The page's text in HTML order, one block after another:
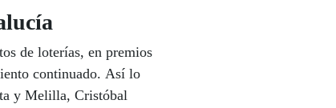
de loterías, en premios
continuado. Así lo
y Melilla, Cristóbal